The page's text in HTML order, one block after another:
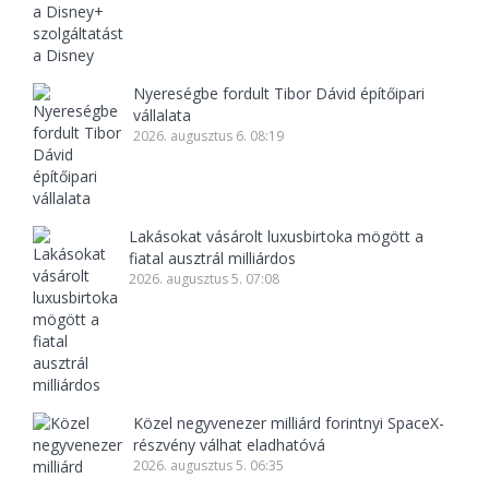
Nyereségbe fordult Tibor Dávid építőipari
vállalata
2026. augusztus 6. 08:19
Lakásokat vásárolt luxusbirtoka mögött a
fiatal ausztrál milliárdos
2026. augusztus 5. 07:08
Közel negyvenezer milliárd forintnyi SpaceX-
részvény válhat eladhatóvá
2026. augusztus 5. 06:35